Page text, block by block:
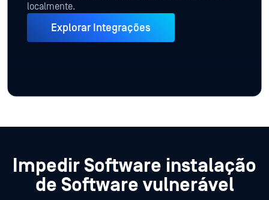
localmente.
Explorar Integrações
Impedir Software instalação
de Software vulnerável